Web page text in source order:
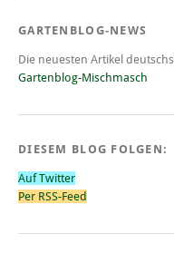
GARTENBLOG-NEWS
Die neuesten Artikel
Gartenblog-Mischmasch
DIESEM BLOG FOLGEN:
Auf Twitter
Per RSS-Feed